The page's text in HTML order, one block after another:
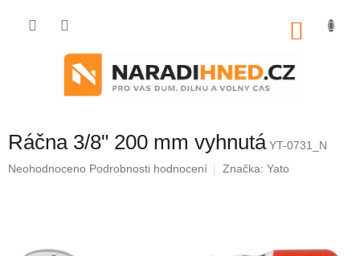
Ráčna 3/8" 200 mm vyhnutá YT-0731_N
Průměrné
Neohodnoceno Podrobnosti hodnocení Značka: Yato